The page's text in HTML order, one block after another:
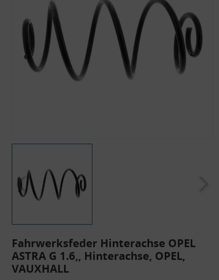
Fahrwerksfeder Hinterachse OPEL
ASTRA G 1.6,, Hinterachse, OPEL,
VAUXHALL